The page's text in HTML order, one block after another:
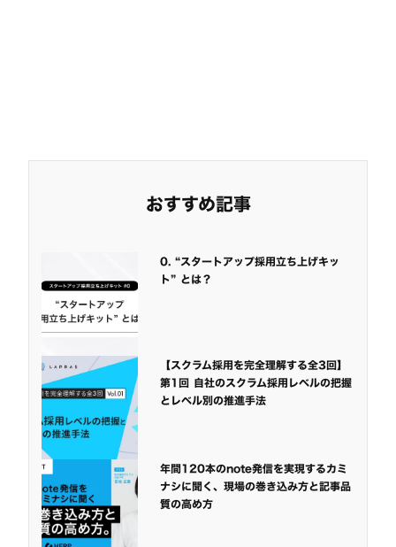
おすすめ記事
0. “スタートアップ採用立ち上げキッ
ト” とは？
【スクラム採用を完全理解する全3回】
第1回 自社のスクラム採用レベルの把握
とレベル別の推進手法
年間120本のnote発信を実現するカミ
ナシに聞く、現場の巻き込み方と記事品
質の高め方